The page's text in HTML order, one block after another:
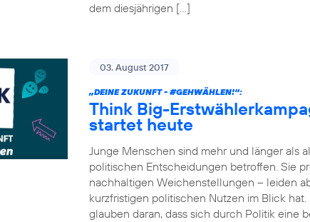
dem diesjährigen […]
03. August 2017
„DEINE ZUKUNFT - #GEHWÄHLEN!“:
Think Big-
startet heute
Junge Menschen sind mehr und länger als
politischen Entscheidungen betroffen. Sie
nachhaltigen Weichenstellungen – leiden
kurzfristigen politischen Nutzen im Blick
glauben daran, dass sich durch Politik eine